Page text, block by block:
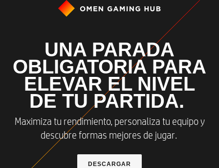
UNA PARADA
OBLIGATORIA PARA
ELEVAR EL NIVEL
DE TU PARTIDA.
Maximiza tu rendimiento, personaliza tu equipo y
descubre formas mejores de jugar.
DESCARGAR